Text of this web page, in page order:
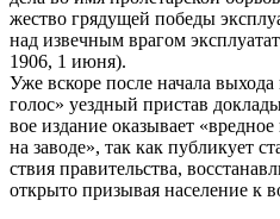
жество грядущей победы
над извечным врагом
1906, 1 июня).
Уже вскоре после начала
голос» уездный пристав
вое издание оказывает
на заводе», так как публикует
ствия правительства,
открыто призывая население к